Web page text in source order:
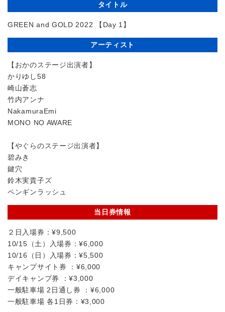
タイトル
GREEN and GOLD 2022 【Day 1】
アーティスト
【おかのステージ出演者】
かりゆし58
崎山蒼志
竹内アンナ
NakamuraEmi
MONO NO AWARE
【やぐらのステージ出演者】
碧みき
鍵穴
鈴木実貴子ズ
ペンギンラッシュ
当日券情報
２日入場券：¥9,500
10/15（土）入場券：¥6,000
10/16（日）入場券：¥5,500
キャンプサイト券 ：¥6,000
デイキャンプ券 ：¥3,000
一般駐車場 2日通し券 ：¥6,000
一般駐車場 各1日券：¥3,000